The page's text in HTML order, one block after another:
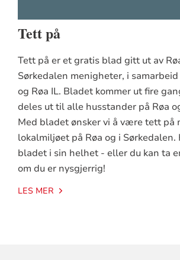
Tett på
Tett på er et gratis blad gitt ut av
Sørkedalen menigheter, i samarbeid
og Røa IL. Bladet kommer ut fire
deles ut til alle husstander på Røa
Med bladet ønsker vi å være tett på
lokalmiljøet på Røa og i Sørkedalen.
bladet i sin helhet - eller du kan ta
om du er nysgjerrig!
LES MER